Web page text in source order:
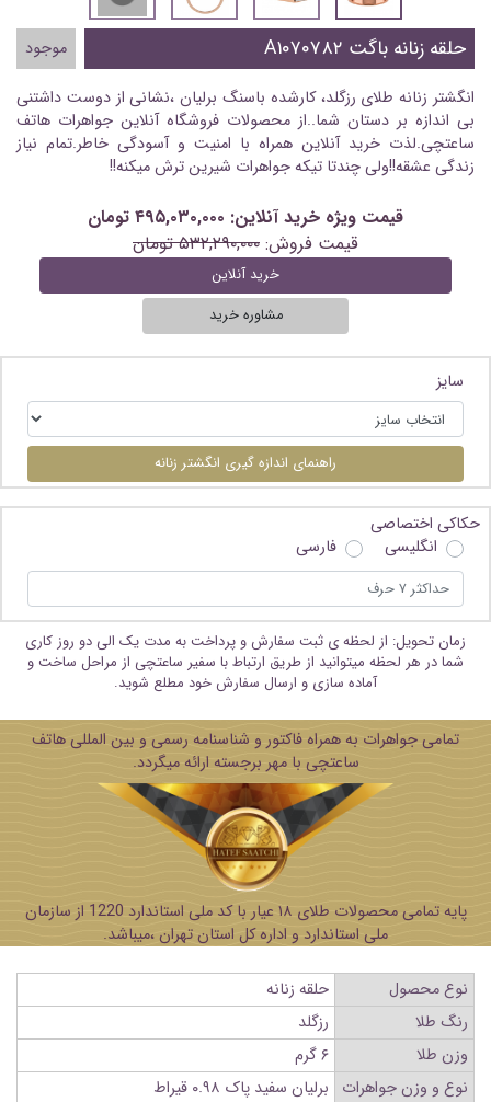
حلقه زنانه باگت A۱۰۷۰۷۸۲
موجود
انگشتر زنانه طلای رزگلد، کارشده باسنگ برلیان ،نشانی از دوست داشتنی
بی اندازه بر دستان شما..از محصولات فروشگاه آنلاین جواهرات هاتف
ساعتچی.لذت خرید آنلاین همراه با امنیت و آسودگی خاطر.تمام نیاز
زندگی عشقه!!ولی چندتا تیکه جواهرات شیرین ترش میکنه!!
قیمت ویژه خرید آنلاین: ۴۹۵,۰۳۰,۰۰۰ تومان
قیمت فروش: ۵۳۲,۲۹۰,۰۰۰ تومان
خرید آنلاین
مشاوره خرید
سایز
راهنمای اندازه گیری انگشتر زنانه
حکاکی اختصاصی
انگلیسی
فارسی
زمان تحویل: از لحظه ی ثبت سفارش و پرداخت به مدت یک الی دو روز کاری
شما در هر لحظه میتوانید از طریق ارتباط با سفیر ساعتچی از مراحل ساخت و
آماده سازی و ارسال سفارش خود مطلع شوید.
تمامی جواهرات به همراه فاکتور و شناسنامه رسمی و بین المللی هاتف
ساعتچی با مهر برجسته ارائه میگردد.
پایه تمامی محصولات طلای ۱۸ عیار با کد ملی استاندارد 1220 از سازمان
ملی استاندارد و اداره کل استان تهران ،میباشد.
نوع محصول
حلقه زنانه
رنگ طلا
رزگلد
وزن طلا
۶ گرم
نوع و وزن جواهرات
برلیان سفید پاک ۰.۹۸ قیراط